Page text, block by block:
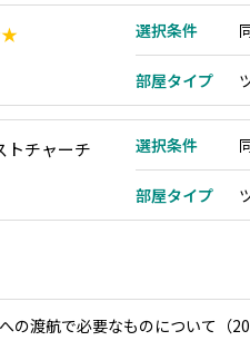
選択条件
部屋タイプ
トチャーチ
選択条件
部屋タイプ
の渡航で必要なものについて（